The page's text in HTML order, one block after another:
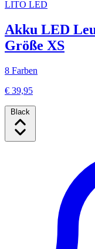
LITO LED
Akku LED
Größe XS
8 Farben
€ 39,95
Black